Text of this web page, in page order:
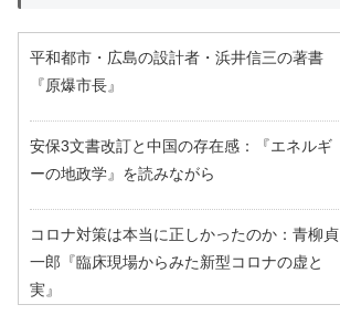
平和都市・広島の設計者・浜井信三の著書
『原爆市長』
安保3文書改訂と中国の存在感：『エネルギ
ーの地政学』を読みながら
コロナ対策は本当に正しかったのか：青柳貞
一郎『臨床現場からみた新型コロナの虚と
実』